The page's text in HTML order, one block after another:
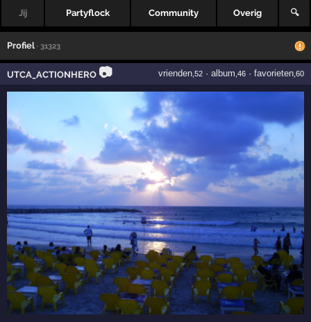
Jij Partyflock Community Overig 🔍
Profiel · 31323
UTCA_ACTIONHERO 📷 vrienden,52· album ,46· favorieten,60